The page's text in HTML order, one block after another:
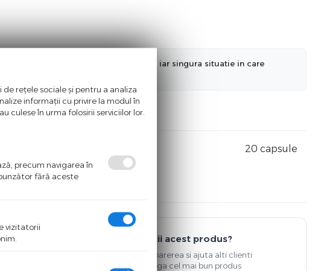
a pastra informatiilor actualizate, iar singura situatie in care
fara a ne informa in prealabil.
20 capsule
Detii acest produs?
Spune-ti parerea si ajuta alti clienti
sa aleaga cel mai bun produs
rețele sociale și pentru a analiza
informații cu privire la modul în
culese în urma folosirii serviciilor lor.
precum navigarea în
fără aceste
vizitatorii